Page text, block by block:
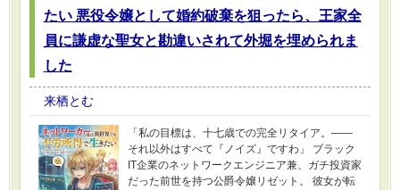
たい 悪役令嬢として婚約破棄を狙ったら、王家全
員に謙虚な聖女と勘違いされて外堀を埋められま
した
来栖とむ
「私の目標は、十七歳での完全リタイア。――
それ以外はすべて『ノイズ』ですわ」 ブラック
IT企業のネットワークエンジニア兼、ガチ投資家
だった前世を持つ公爵令嬢リゼット。 彼女が転